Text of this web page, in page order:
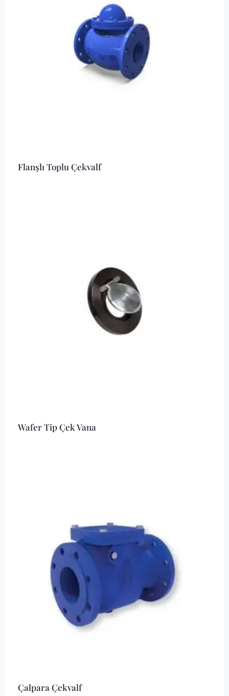
Flanşlı Toplu Çekvalf
Wafer Tip Çek Vana
Çalpara Çekvalf